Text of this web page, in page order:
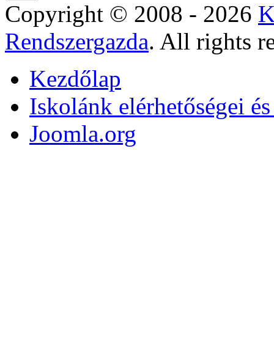
Copyright © 2008 - 2026
Rendszergazda. All rights
Kezdőlap
Iskolánk elérhetőségei
Joomla.org